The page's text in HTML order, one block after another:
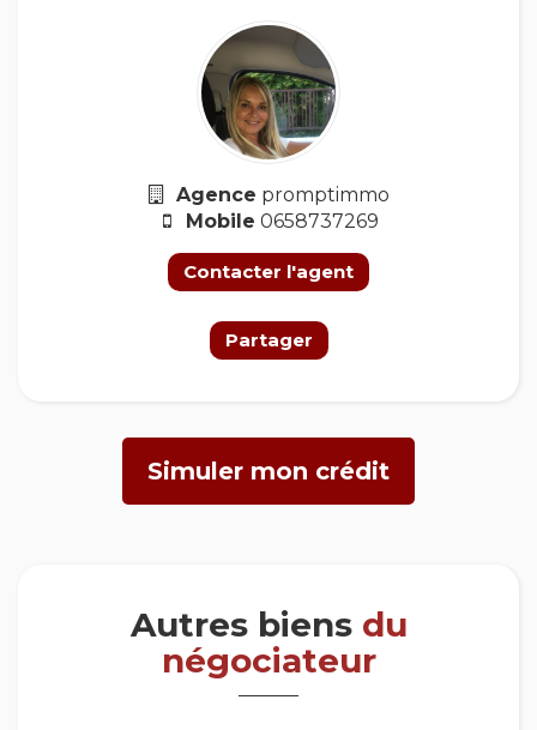
Agence promptimmo
Mobile 0658737269
Contacter l'agent
Partager
Simuler mon crédit
Autres biens du
négociateur